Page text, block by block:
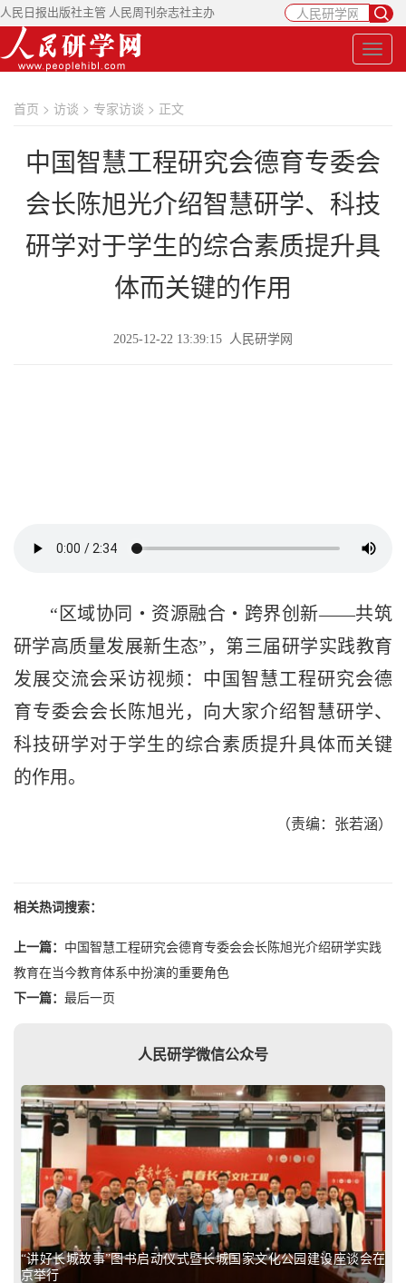
人民日报出版社主管 人民周刊杂志社主办
首页 > 访谈 > 专家访谈 > 正文
中国智慧工程研究会德育专委会
会长陈旭光介绍智慧研学、科技
研学对于学生的综合素质提升具
体而关键的作用
2025-12-22 13:39:15 人民研学网
“区域协同・资源融合・跨界创新——共筑
研学高质量发展新生态”，第三届研学实践教育
发展交流会采访视频：中国智慧工程研究会德
育专委会会长陈旭光，向大家介绍智慧研学、
科技研学对于学生的综合素质提升具体而关键
的作用。
（责编：张若涵）
相关热词搜索：
上一篇： 中国智慧工程研究会德育专委会会长陈旭光介绍研学实践
教育在当今教育体系中扮演的重要角色
下一篇： 最后一页
人民研学微信公众号
“讲好长城故事”图书启动仪式暨长城国家文化公园建设座谈会在
京举行